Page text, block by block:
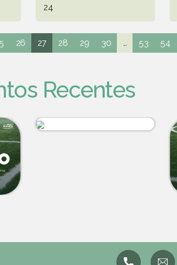
24
26 27 28 29 30 ... 53 54
Recentes